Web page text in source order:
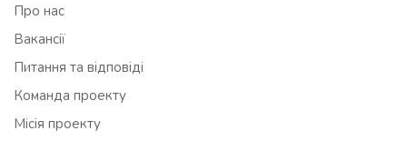
Про нас
Вакансії
Питання та відповіді
Команда проекту
Місія проекту